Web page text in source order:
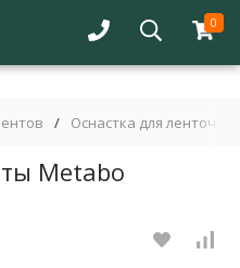
0
/ Оснастка для
Metabo